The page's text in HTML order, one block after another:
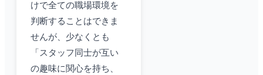
けで全ての職場環境を
判断することはできま
せんが、少なくとも
「スタッフ同士が互い
の趣味に関心を持ち、